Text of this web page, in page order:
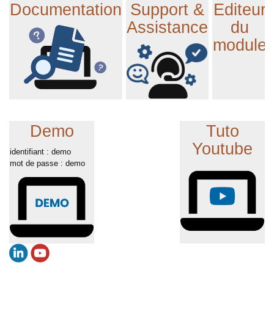
Documentation Support &
Assistance
Editeur
du
module
Demo
identifiant : demo
mot de passe : demo
Tuto
Youtube